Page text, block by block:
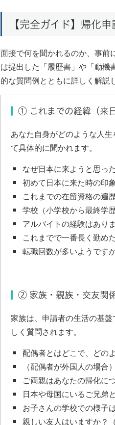
【完全ガイド】帰化
面接で何を聞かれるのか、事前
は提出した「履歴書」や「動機
的な質問例とともに詳しく解説
① これまでの経緯（来
あなた自身がどのような人
て具体的に聞かれます。
なぜ日本に来ようと思っ
初めて日本に来た時の印
これまでの在留資格の遍
学校（小学校から最終学
アルバイトの経験はあり
これまでで一番長く勤め
転職回数が多いようです
② 家族・親族・交友関
家族は、申請者の生活の基
しく質問されます。
配偶者とはどこで、どの
（配偶者が外国人の場合
ご両親はあなたの帰化に
日本や母国にいるご兄弟
お子さんの学校での様子
親しい友人はいますか？